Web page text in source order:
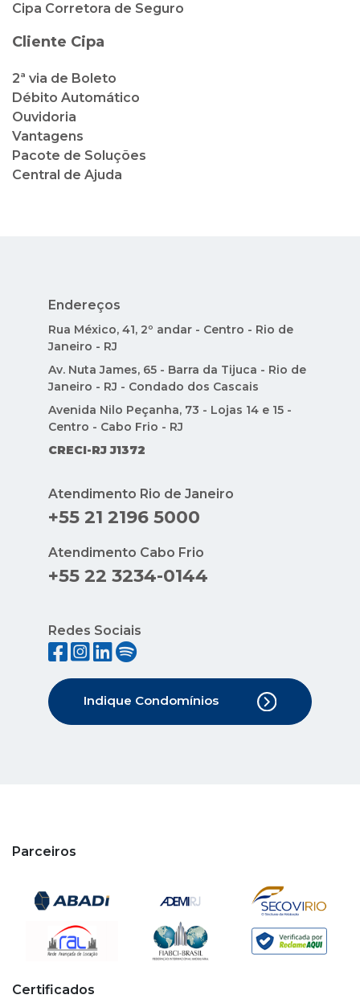
Cipa Corretora de Seguro
Cliente Cipa
2ª via de Boleto
Débito Automático
Ouvidoria
Vantagens
Pacote de Soluções
Central de Ajuda
Endereços
Rua México, 41, 2º andar - Centro - Rio de
Janeiro - RJ
Av. Nuta James, 65 - Barra da Tijuca - Rio de
Janeiro - RJ - Condado dos Cascais
Avenida Nilo Peçanha, 73 - Lojas 14 e 15 -
Centro - Cabo Frio - RJ
CRECI-RJ J1372
Atendimento Rio de Janeiro
+55 21 2196 5000
Atendimento Cabo Frio
+55 22 3234-0144
Redes Sociais
Indique Condomínios
Parceiros
Certificados